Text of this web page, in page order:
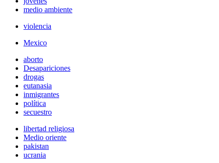
medio ambiente
violencia
Mexico
aborto
Desapariciones
drogas
eutanasia
inmigrantes
política
secuestro
libertad religiosa
Medio oriente
pakistan
ucrania